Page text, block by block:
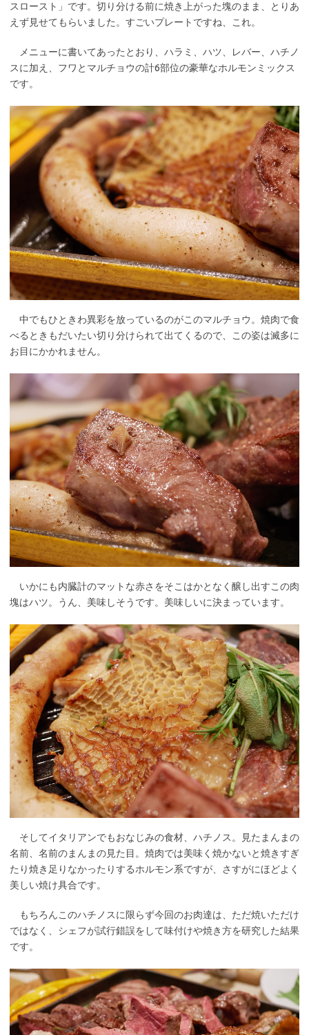
スロースト」です。切り分ける前に焼き上がった塊のまま、とりあ
えず見せてもらいました。すごいプレートですね、これ。
メニューに書いてあったとおり、ハラミ、ハツ、レバー、ハチノ
スに加え、フワとマルチョウの計6部位の豪華なホルモンミックス
です。
中でもひときわ異彩を放っているのがこのマルチョウ。焼肉で食
べるときもだいたい切り分けられて出てくるので、この姿は滅多に
お目にかかれません。
いかにも内臓計のマットな赤さをそこはかとなく醸し出すこの肉
塊はハツ。うん、美味しそうです。美味しいに決まっています。
そしてイタリアンでもおなじみの食材、ハチノス。見たまんまの
名前、名前のまんまの見た目。焼肉では美味く焼かないと焼きすぎ
たり焼き足りなかったりするホルモン系ですが、さすがにほどよく
美しい焼け具合です。
もちろんこのハチノスに限らず今回のお肉達は、ただ焼いただけ
ではなく、シェフが試行錯誤をして味付けや焼き方を研究した結果
です。